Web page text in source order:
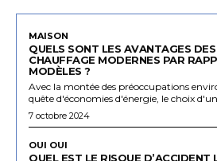
MAISON
QUELS SONT LES AVANTAGES
CHAUFFAGE MODERNES PAR
MODÈLES ?
Avec la montée des préoccupations
quête d'économies d'énergie, le choix
7 octobre 2024
OUI OUI
QUEL EST LE RISQUE D’ACCIDENT